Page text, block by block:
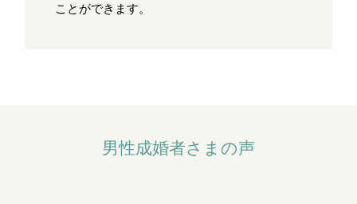
ことができます。
男性成婚者さまの声